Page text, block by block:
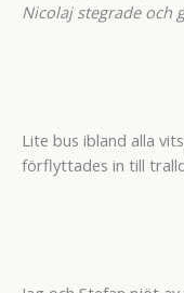
Nicolaj stegrade och
Lite bus ibland alla
förflyttades in till